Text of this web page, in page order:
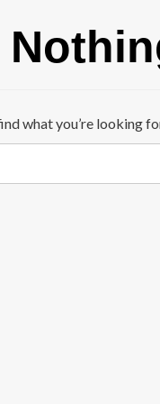
what you’re looking